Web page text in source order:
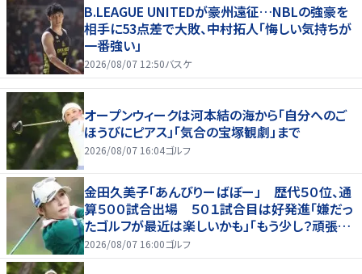
B.LEAGUE UNITEDが豪州遠征…NBLの強豪を
相手に53点差で大敗、中村拓人「悔しい気持ちが
一番強い」
2026/08/07 12:50バスケ
オープンウィークは河本結の海から「自分へのご
ほうびにピアス」「気合の宝塚観劇」まで
2026/08/07 16:04ゴルフ
金田久美子「あんびりーばぼー」 歴代５０位、通
算５００試合出場 ５０１試合目は好発進「嫌だっ
たゴルフが最近は楽しいかも」「もう少し？頑張り
たいな」
2026/08/07 16:00ゴルフ